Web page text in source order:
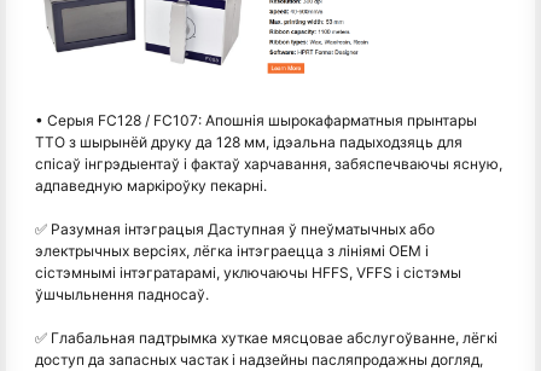
• Серыя FC128 / FC107: Апошнія шырокафарматныя прынтары
TTO з шырынёй друку да 128 мм, ідэальна падыходзяць для
спісаў інгрэдыентаў і фактаў харчавання, забяспечваючы ясную,
адпаведную маркіроўку пекарні.
✅ Разумная інтэграцыя Даступная ў пнеўматычных або
электрычных версіях, лёгка інтэграецца з лініямі OEM і
сістэмнымі інтэгратарамі, уключаючы HFFS, VFFS і сістэмы
ўшчыльнення падносаў.
✅ Глабальная падтрымка хуткае мясцовае абслугоўванне, лёгкі
доступ да запасных частак і надзейны пасляпродажны догляд,